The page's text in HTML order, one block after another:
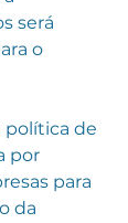
será
o
política de
por
para
da